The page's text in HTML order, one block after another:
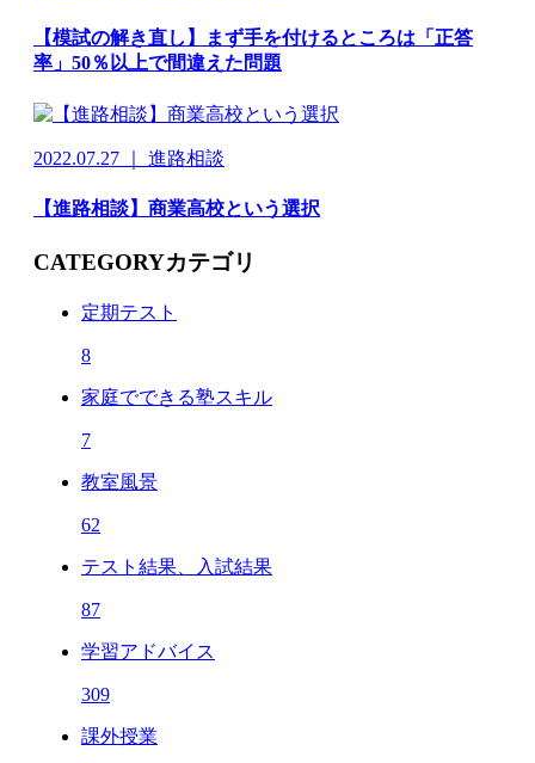
【模試の解き直し】まず手を付けるところは「正答
率」50％以上で間違えた問題
2022.07.27 ｜ 進路相談
【進路相談】商業高校という選択
CATEGORYカテゴリ
定期テスト
8
家庭でできる塾スキル
7
教室風景
62
テスト結果、入試結果
87
学習アドバイス
309
課外授業